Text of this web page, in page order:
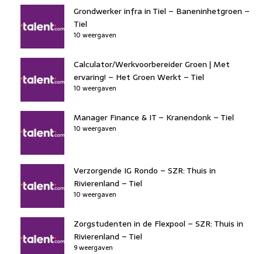
Grondwerker infra in Tiel – Baneninhetgroen –
Tiel
10 weergaven
Calculator/Werkvoorbereider Groen | Met
ervaring! – Het Groen Werkt – Tiel
10 weergaven
Manager Finance & IT – Kranendonk – Tiel
10 weergaven
Verzorgende IG Rondo – SZR: Thuis in
Rivierenland – Tiel
10 weergaven
Zorgstudenten in de Flexpool – SZR: Thuis in
Rivierenland – Tiel
9 weergaven